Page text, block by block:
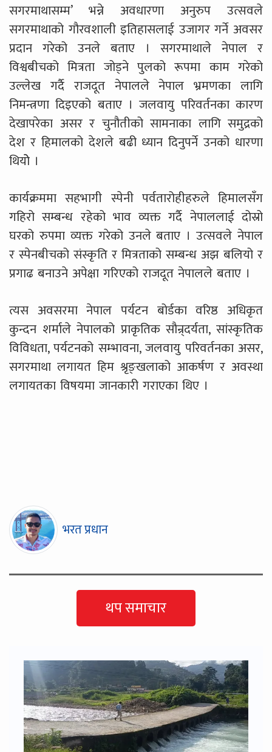
सगरमाथासम्म’ भन्ने अवधारणा अनुरुप उत्सवले
सगरमाथाको गौरवशाली इतिहासलाई उजागर गर्ने अवसर
प्रदान गरेको उनले बताए । सगरमाथाले नेपाल र
विश्वबीचको मित्रता जोड्ने पुलको रूपमा काम गरेको
उल्लेख गर्दै राजदूत नेपालले नेपाल भ्रमणका लागि
निमन्त्रणा दिइएको बताए । जलवायु परिवर्तनका कारण
देखापरेका असर र चुनौतीको सामनाका लागि समुद्रको
देश र हिमालको देशले बढी ध्यान दिनुपर्ने उनको धारणा
थियोे ।
कार्यक्रममा सहभागी स्पेनी पर्वतारोहीहरुले हिमालसँग
गहिरो सम्बन्ध रहेको भाव व्यक्त गर्दै नेपाललाई दोस्रो
घरको रुपमा व्यक्त गरेको उनले बताए । उत्सवले नेपाल
र स्पेनबीचको संस्कृति र मित्रताको सम्बन्ध अझ बलियो र
प्रगाढ बनाउने अपेक्षा गरिएको राजदूत नेपालले बताए ।
त्यस अवसरमा नेपाल पर्यटन बोर्डका वरिष्ठ अधिकृत
कुन्दन शर्माले नेपालको प्राकृतिक सौन्र्दर्यता, सांस्कृतिक
विविधता, पर्यटनको सम्भावना, जलवायु परिवर्तनका असर,
सगरमाथा लगायत हिम श्रृङ्खलाको आकर्षण र अवस्था
लगायतका विषयमा जानकारी गराएका थिए ।
भरत प्रधान
थप समाचार